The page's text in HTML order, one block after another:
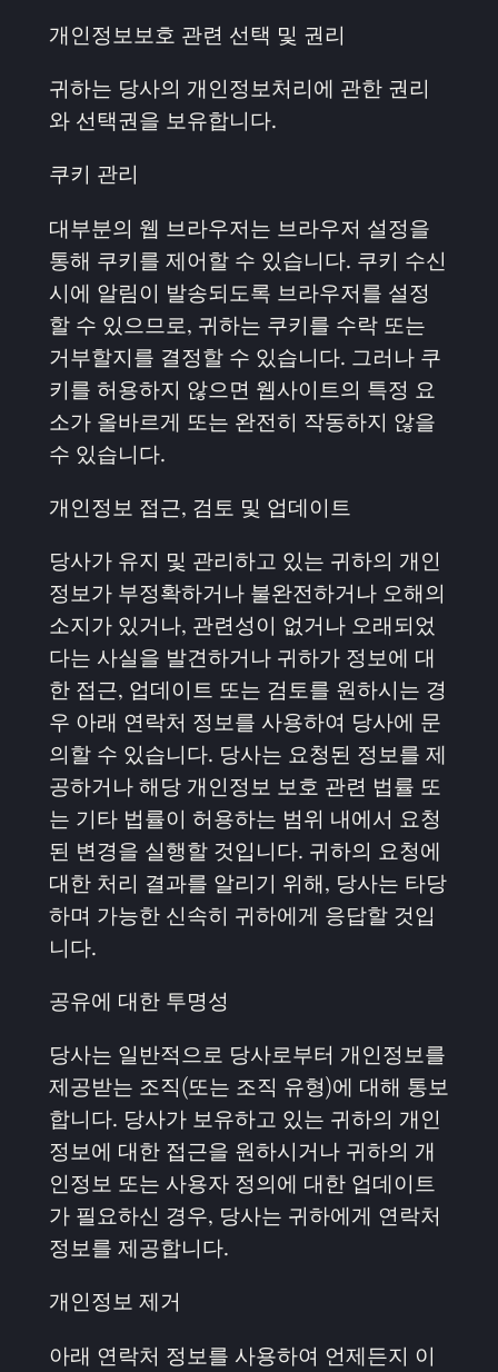
개인정보보호 관련 선택 및 권리
귀하는 당사의 개인정보처리에 관한 권리
와 선택권을 보유합니다.
쿠키 관리
대부분의 웹 브라우저는 브라우저 설정을
통해 쿠키를 제어할 수 있습니다. 쿠키 수신
시에 알림이 발송되도록 브라우저를 설정
할 수 있으므로, 귀하는 쿠키를 수락 또는
거부할지를 결정할 수 있습니다. 그러나 쿠
키를 허용하지 않으면 웹사이트의 특정 요
소가 올바르게 또는 완전히 작동하지 않을
수 있습니다.
개인정보 접근, 검토 및 업데이트
당사가 유지 및 관리하고 있는 귀하의 개인
정보가 부정확하거나 불완전하거나 오해의
소지가 있거나, 관련성이 없거나 오래되었
다는 사실을 발견하거나 귀하가 정보에 대
한 접근, 업데이트 또는 검토를 원하시는 경
우 아래 연락처 정보를 사용하여 당사에 문
의할 수 있습니다. 당사는 요청된 정보를 제
공하거나 해당 개인정보 보호 관련 법률 또
는 기타 법률이 허용하는 범위 내에서 요청
된 변경을 실행할 것입니다. 귀하의 요청에
대한 처리 결과를 알리기 위해, 당사는 타당
하며 가능한 신속히 귀하에게 응답할 것입
니다.
공유에 대한 투명성
당사는 일반적으로 당사로부터 개인정보를
제공받는 조직(또는 조직 유형)에 대해 통보
합니다. 당사가 보유하고 있는 귀하의 개인
정보에 대한 접근을 원하시거나 귀하의 개
인정보 또는 사용자 정의에 대한 업데이트
가 필요하신 경우, 당사는 귀하에게 연락처
정보를 제공합니다.
개인정보 제거
아래 연락처 정보를 사용하여 언제든지 이